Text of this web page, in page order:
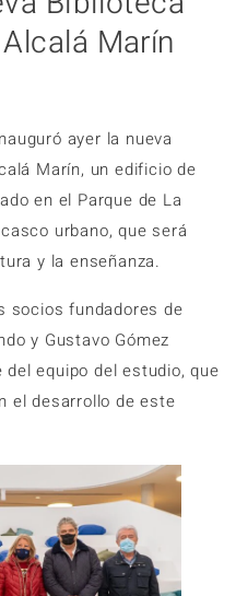
Marín
ayer la nueva
Marín, un edificio de
en el Parque de La
urbano, que será
y la enseñanza.
socios fundadores de
y Gustavo Gómez
equipo del estudio, que
el desarrollo de este